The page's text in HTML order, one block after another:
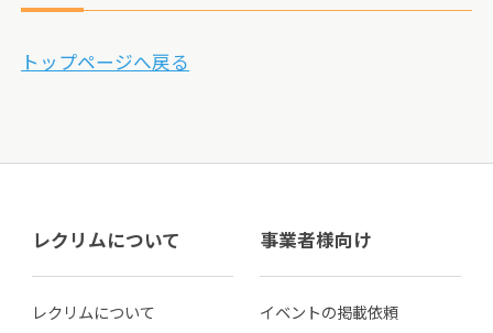
トップページへ戻る
レクリムについて
レクリムについて
事業者様向け
イベントの掲載依頼